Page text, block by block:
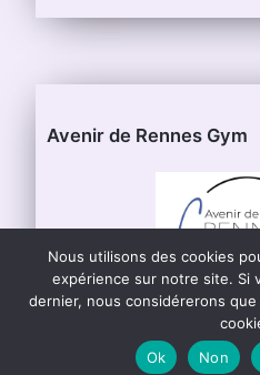
Avenir de Rennes Gym
Nous utilisons des cookies
expérience sur notre site. Si
dernier, nous considérerons
Ok
Non